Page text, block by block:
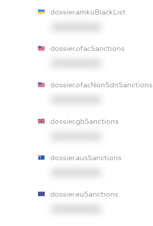
dossier.amkuBlackList
dossier.ofacSanctions
dossier.ofacNonSdnSanctions
dossier.gbSanctions
dossier.ausSanctions
dossier.euSanctions